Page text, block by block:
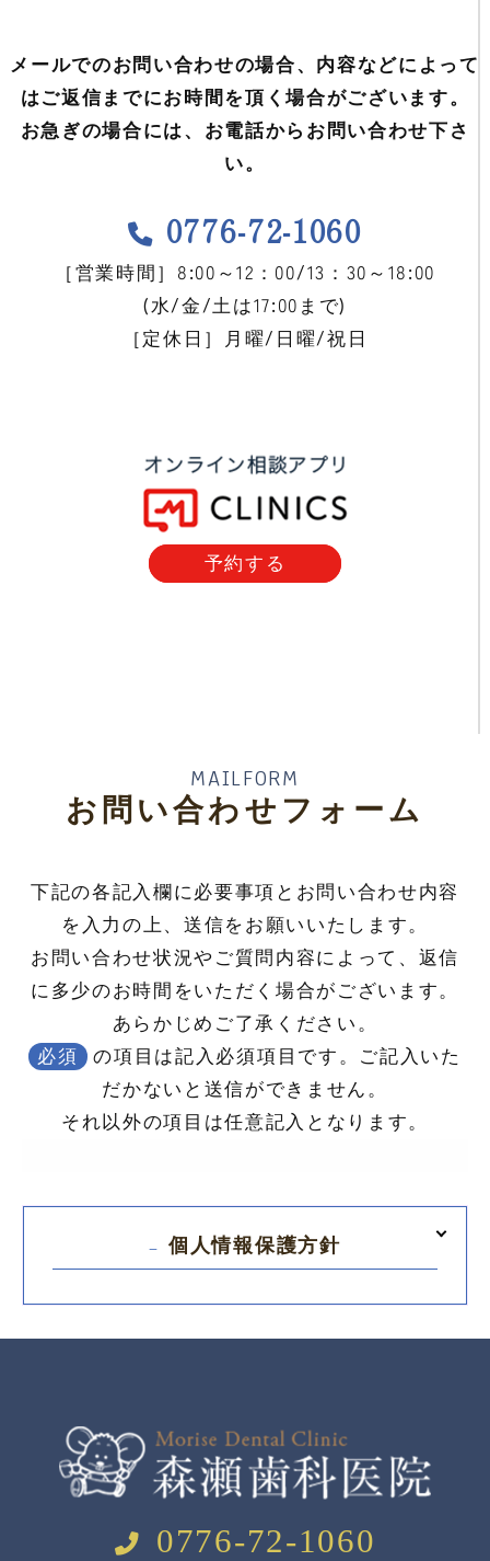
メールでのお問い合わせの場合、内容などによって
はご返信までにお時間を頂く場合がございます。
お急ぎの場合には、お電話からお問い合わせ下さ
い。
0776-72-1060
［営業時間］8:00～12：00/13：30～18:00
(水/金/土は17:00まで)
［定休日］月曜/日曜/祝日
予約する
MAILFORM
お問い合わせフォーム
下記の各記入欄に必要事項とお問い合わせ内容
を入力の上、送信をお願いいたします。
お問い合わせ状況やご質問内容によって、返信
に多少のお時間をいただく場合がございます。
あらかじめご了承ください。
必須
の項目は記入必須項目です。ご記入いた
だかないと送信ができません。
それ以外の項目は任意記入となります。
個人情報保護方針
0776-72-1060